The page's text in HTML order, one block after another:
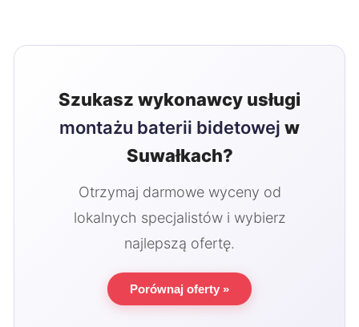
Szukasz wykonawcy usługi
montażu baterii bidetowej w
Suwałkach?
Otrzymaj darmowe wyceny od
lokalnych specjalistów i wybierz
najlepszą ofertę.
Porównaj oferty »